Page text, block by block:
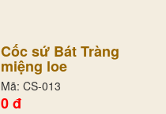
Cốc sứ Bát Tràng
miệng loe
Mã: CS-013
0 đ